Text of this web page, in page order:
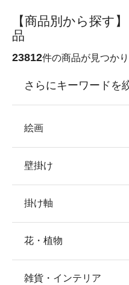
【商品別から探す
品
23812件の商品が見つか
さらにキーワードを
絵画
壁掛け
掛け軸
花・植物
雑貨・インテリア